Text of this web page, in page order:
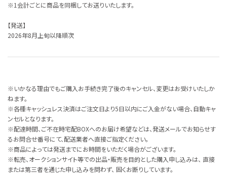
※1会計ごとに商品を同梱してお送りいたします。
【発送】
2026年8月上旬以降順次
※いかなる理由でもご購入お手続き完了後のキャンセル、変更はお受けいたしか
ねます。
※各種キャッシュレス決済はご注文日より5日以内にご入金がない場合、自動キャ
ンセルとなります。
※配達時間、ご不在時宅配BOXへのお届け希望などは、発送メールでお知らせす
るお問合せ番号にて、配送業者へ直接ご指定ください。
※商品によっては発送までにお時間をいただく場合がございます。
※転売、オークションサイト等での出品・販売を目的とした購入申し込みは、 直接
または第三者を通じた申し込みを問わず、 固くお断りしています。